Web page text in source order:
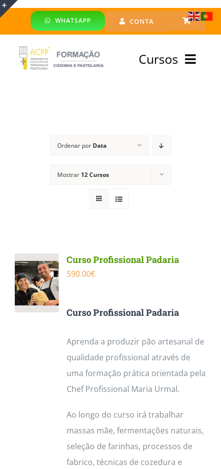
Skip
WHATSAPP CONTA
Cursos
Financiado
Ordenar por Data
Mostrar 12 Cursos
Curso Profissional Padaria
590.00€
Curso Profissional Padaria
Aprenda a produzir pão artesanal de
qualidade profissional através de
uma formação prática orientada pela
Chef Profissional Maria Urmal.
Ao longo do curso irá trabalhar
massas mãe, fermentações naturais,
seleção de farinhas, processos de
fabrico, técnicas de cozedura e